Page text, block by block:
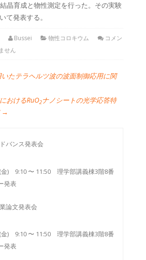
晶育成と物性測定を行った。その実験
て発表する。
Bussei 物性コロキウム
コメン
せん
たテラヘルツ波の波面制御応用に関
おけるRuO2ナノシートの光学応答特
→
バンス発表会
金) 9:10 〜 11:50 理学部講義棟3階8番
発表
論文発表会
金) 9:10 〜 11:50 理学部講義棟3階8番
発表